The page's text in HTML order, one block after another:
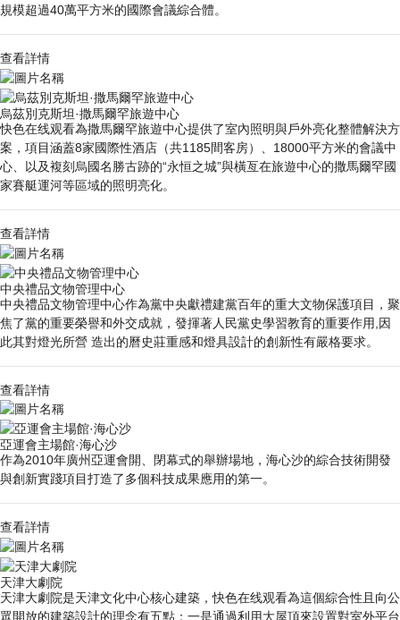
規模超過40萬平方米的國際會議綜合體。
查看詳情
烏茲別克斯坦·撒馬爾罕旅遊中心
快色在线观看為撒馬爾罕旅遊中心提供了室內照明與戶外亮化整體解決方
案，項目涵蓋8家國際性酒店（共1185間客房）、18000平方米的會議中
心、以及複刻烏國名勝古跡的“永恒之城”與橫亙在旅遊中心的撒馬爾罕國
家賽艇運河等區域的照明亮化。
查看詳情
中央禮品文物管理中心
中央禮品文物管理中心作為黨中央獻禮建黨百年的重大文物保護項目，聚
焦了黨的重要榮譽和外交成就，發揮著人民黨史學習教育的重要作用,因
此其對燈光所營 造出的曆史莊重感和燈具設計的創新性有嚴格要求。
查看詳情
亞運會主場館·海心沙
作為2010年廣州亞運會開、閉幕式的舉辦場地，海心沙的綜合技術開發
與創新實踐項目打造了多個科技成果應用的第一。
查看詳情
天津大劇院
天津大劇院是天津文化中心核心建築，快色在线观看為這個綜合性且向公
眾開放的建築設計的理念有五點：一是通過利用大屋頂來設置對室外平台